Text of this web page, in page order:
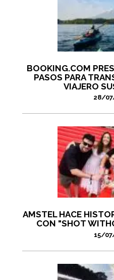
BOOKING.COM
PASOS PARA
VIAJERO
28/
AMSTEL HACE
CON "SHOT
15/